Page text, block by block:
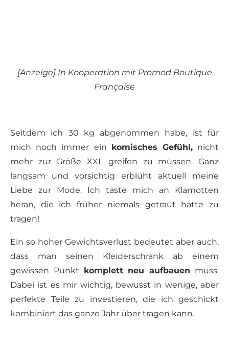
[Anzeige] In Kooperation mit Promod Boutique
Française
Seitdem ich 30 kg abgenommen habe, ist für
mich noch immer ein komisches Gefühl,nicht
mehr zur Größe XXL greifen zu müssen. Ganz
langsam und vorsichtig erblüht aktuell meine
Liebe zur Mode. Ich taste mich an Klamotten
heran, die ich früher niemals getraut hätte zu
tragen!
Ein so hoher Gewichtsverlust bedeutet aber auch,
dass man seinen Kleiderschrank ab einem
gewissen Punkt komplett neu aufbauen muss.
Dabei ist es mir wichtig, bewusst in wenige, aber
perfekte Teile zu investieren, die ich geschickt
kombiniert das ganze Jahr über tragen kann.